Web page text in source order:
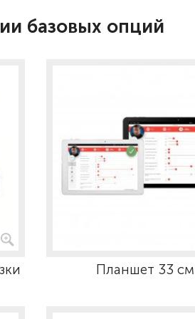
базовых опций
Планшет 33 см